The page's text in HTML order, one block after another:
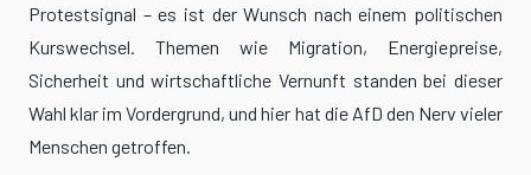
Protestsignal – es ist der Wunsch nach einem politischen
Kurswechsel. Themen wie Migration, Energiepreise,
Sicherheit und wirtschaftliche Vernunft standen bei dieser
Wahl klar im Vordergrund, und hier hat die AfD den Nerv vieler
Menschen getroffen.